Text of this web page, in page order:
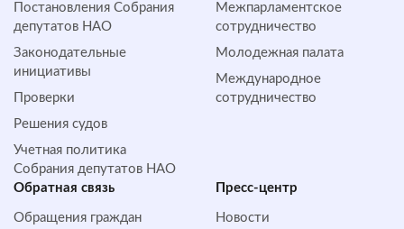
Постановления Собрания
депутатов НАО
Законодательные
инициативы
Проверки
Решения судов
Учетная политика
Собрания депутатов НАО
Межпарламентское
сотрудничество
Молодежная палата
Международное
сотрудничество
Обратная cвязь
Обращения граждан
Пресс-центр
Новости